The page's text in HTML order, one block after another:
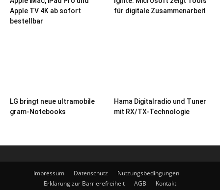
Apple TV 4K ab sofort
bestellbar
für digitale Zusammenarbeit
LG bringt neue ultramobile
gram-Notebooks
Hama Digitalradio und Tuner
mit RX/TX-Technologie
Impressum Datenschutz
Nutzungsbedingungen
Erklärung zur Barrierefreiheit
AGB Kontakt